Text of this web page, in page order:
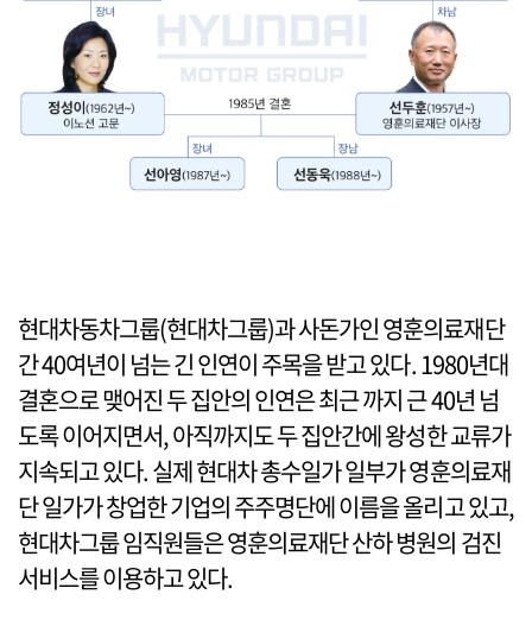
현대차동차그룹(현대차그룹)과 사돈가인 영훈의료재단
간 40여년이 넘는 긴 인연이 주목을 받고 있다. 1980년대
결혼으로 맺어진 두 집안의 인연은 최근 까지 근 40년 넘
도록 이어지면서, 아직까지도 두 집안간에 왕성한 교류가
지속되고 있다. 실제 현대차 총수일가 일부가 영훈의료재
단 일가가 창업한 기업의 주주명단에 이름을 올리고 있고,
현대차그룹 임직원들은 영훈의료재단 산하 병원의 검진
서비스를 이용하고 있다.